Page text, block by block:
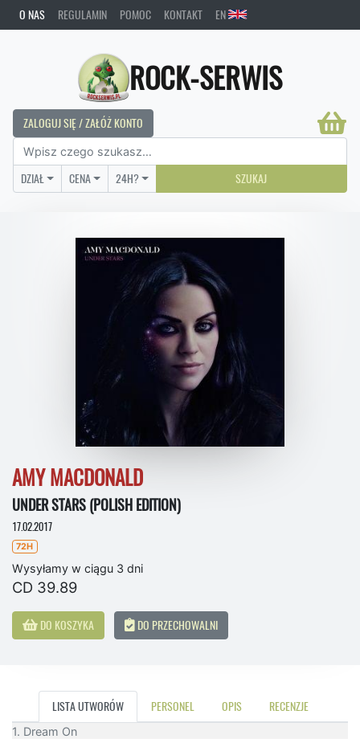
O NAS REGULAMIN POMOC KONTAKT EN
ROCK-SERWIS
ZALOGUJ SIĘ / ZAŁÓŻ KONTO
DZIAŁ CENA 24H? SZUKAJ
AMY MACDONALD
UNDER STARS (POLISH EDITION)
17.02.2017
72H
Wysyłamy w ciągu 3 dni
CD 39.89
DO KOSZYKA DO PRZECHOWALNI
LISTA UTWORÓW PERSONEL OPIS RECENZJE
1. Dream On